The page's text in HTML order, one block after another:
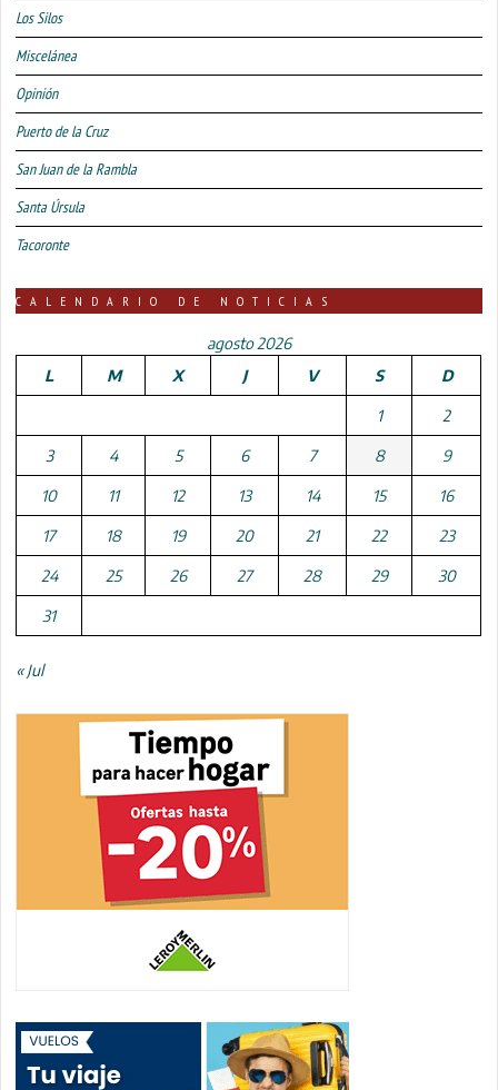
Los Silos
Miscelánea
Opinión
Puerto de la Cruz
San Juan de la Rambla
Santa Úrsula
Tacoronte
CALENDARIO DE NOTICIAS
agosto 2026
L
M X J V S D
1 2
3 4 5 6 7 8 9
10 11 12 13 14 15 16
17 18 19 20 21 22 23
24 25 26 27 28 29 30
31
« Jul